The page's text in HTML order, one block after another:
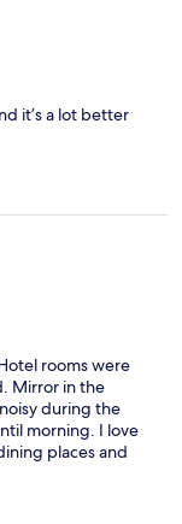
it’s a lot better
rooms were
Mirror in the
during the
morning. I love
places and
.